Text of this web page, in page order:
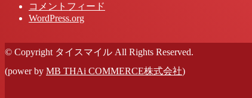
コメントフィード
WordPress.org
© Copyright タイスマイル All Rights Reserved.
(power by MB THAi COMMERCE株式会社)